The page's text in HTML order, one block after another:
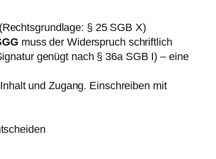
§ 25 SGB X)
muss der Widerspruch schriftlich
genügt nach § 36a SGB I) – eine
und Zugang. Einschreiben mit